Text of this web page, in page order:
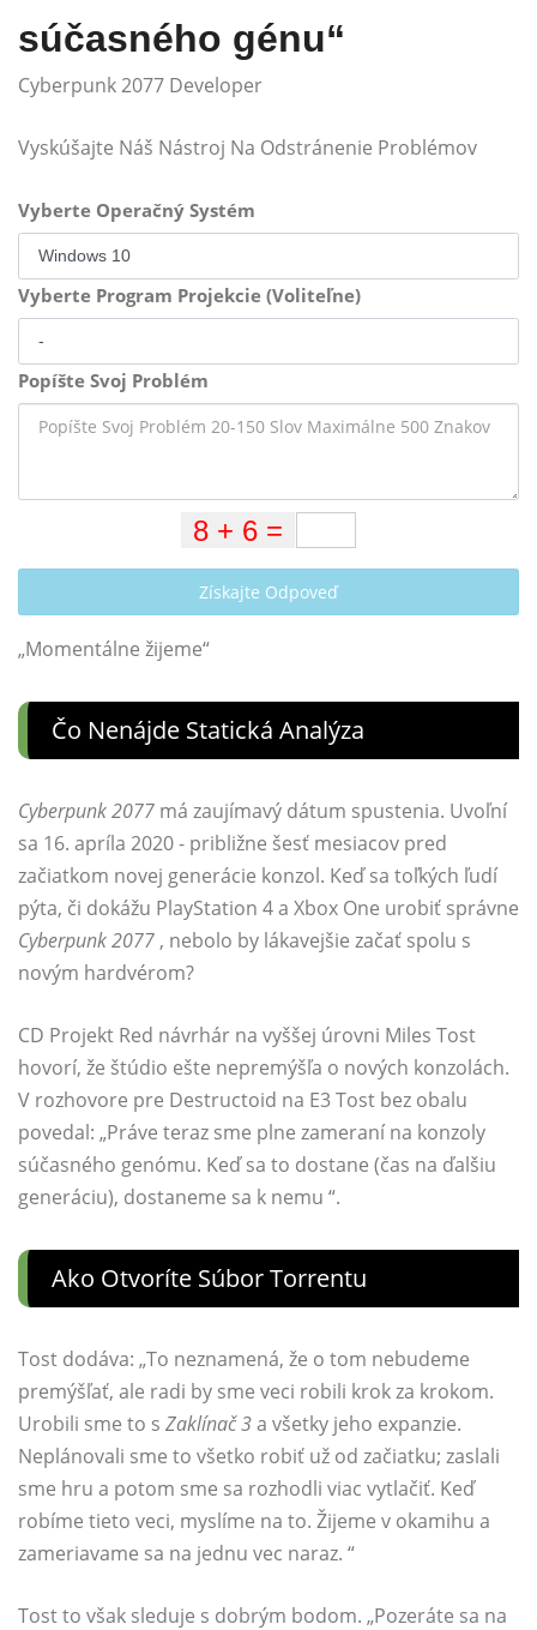
súčasného génu“
Cyberpunk 2077 Developer
Vyskúšajte Náš Nástroj Na Odstránenie Problémov
Vyberte Operačný Systém
Vyberte Program Projekcie (Voliteľne)
Popíšte Svoj Problém
Získajte Odpoveď
„Momentálne žijeme“
Čo Nenájde Statická Analýza
Cyberpunk 2077 má zaujímavý dátum spustenia. Uvoľní
sa 16. apríla 2020 - približne šesť mesiacov pred
začiatkom novej generácie konzol. Keď sa toľkých ľudí
pýta, či dokážu PlayStation 4 a Xbox One urobiť správne
Cyberpunk 2077 , nebolo by lákavejšie začať spolu s
novým hardvérom?
CD Projekt Red návrhár na vyššej úrovni Miles Tost
hovorí, že štúdio ešte nepremýšľa o nových konzolách.
V rozhovore pre Destructoid na E3 Tost bez obalu
povedal: „Práve teraz sme plne zameraní na konzoly
súčasného genómu. Keď sa to dostane (čas na ďalšiu
generáciu), dostaneme sa k nemu “.
Ako Otvoríte Súbor Torrentu
Tost dodáva: „To neznamená, že o tom nebudeme
premýšľať, ale radi by sme veci robili krok za krokom.
Urobili sme to s Zaklínač 3a všetky jeho expanzie.
Neplánovali sme to všetko robiť už od začiatku; zaslali
sme hru a potom sme sa rozhodli viac vytlačiť. Keď
robíme tieto veci, myslíme na to. Žijeme v okamihu a
zameriavame sa na jednu vec naraz. “
Tost to však sleduje s dobrým bodom. „Pozeráte sa na